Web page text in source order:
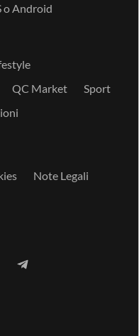
o Android
QC Market
Sport
Note Legali